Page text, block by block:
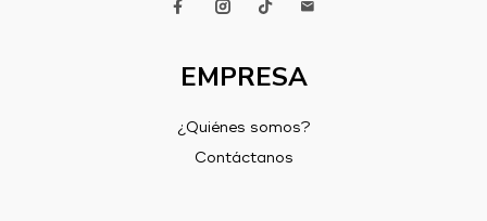
EMPRESA
¿Quiénes somos?
Contáctanos